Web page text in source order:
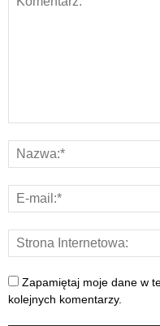
Zapamiętaj moje dane w
kolejnych komentarzy.